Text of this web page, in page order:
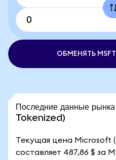
ОБМЕНЯТЬ
Последние данные
Tokenized)
Текущая цена Microsoft
составляет 487,86 $ за